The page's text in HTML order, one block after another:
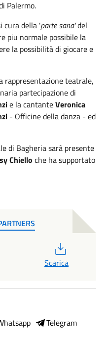
Palermo.
cura della 'parte sana'del
piu normale possibile la
la possibilità di giocare e
rappresentazione teatrale,
partecipazione di
e la cantanteVeronica
- Officine della danza - ed
di Bagheria sarà presente
Chiello che ha supportato
Scarica
Telegram